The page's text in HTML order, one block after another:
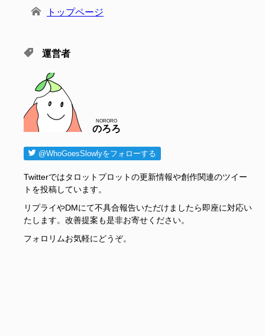
トップページ
運営者
のろろ
NORORO
@WhoGoesSlowlyをフォローする
Twitterではタロットプロットの更新情報や創作関連のツイー
トを投稿しています。
リプライやDMにて不具合報告いただけましたら即座に対応い
たします。改善提案も是非お寄せください。
フォロリムお気軽にどうぞ。